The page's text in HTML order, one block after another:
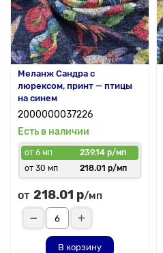
Меланж Сандра с
люрексом, принт — птицы
на синем
2000000037226
Есть в наличии
от 6 мп
239.14 р/мп
от 30 мп
218.01 р/мп
от 218.01 р/мп
В корзину